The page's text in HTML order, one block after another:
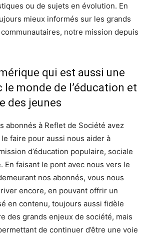
ou de sujets en évolution. En
mieux informés sur les grands
notre mission depuis
qui est aussi une
le monde de l’éducation et
des jeunes
abonnés à Reflet de Société avez
faire pour aussi nous aider à
d’éducation populaire, sociale
En faisant le pont avec nous vers le
nos abonnés, vous nous
encore, en pouvant offrir un
en contenu, toujours aussi fidèle
des grands enjeux de société, mais
de continuer d’être une voie